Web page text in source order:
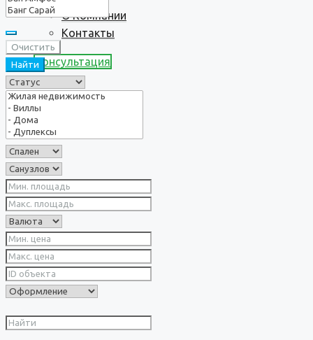
О Компании
Контакты
Консультация
Очистить
Найти